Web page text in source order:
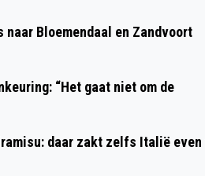
ORIONIDEN OOK IN
Bloemendaal en Zandvoort
“Het gaat niet om de
daar zakt zelfs Italië even